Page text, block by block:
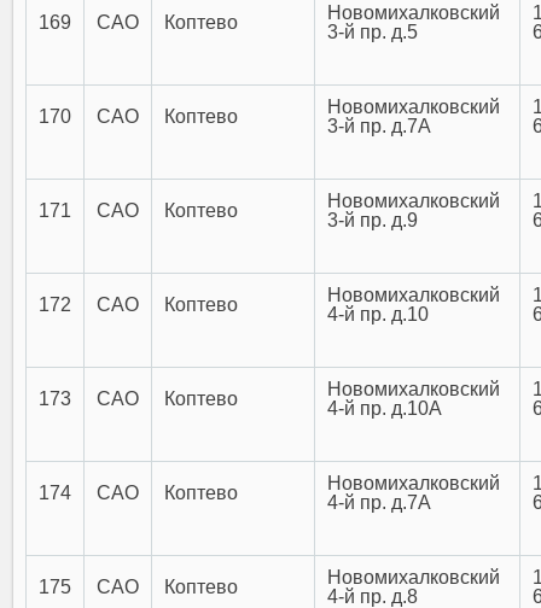
169 САО Коптево
Новомихалковский
3-й пр. д.5
170 САО Коптево
Новомихалковский
3-й пр. д.7А
171 САО Коптево
Новомихалковский
3-й пр. д.9
172 САО Коптево
Новомихалковский
4-й пр. д.10
173 САО Коптево
Новомихалковский
4-й пр. д.10А
174 САО Коптево
Новомихалковский
4-й пр. д.7А
175 САО Коптево
Новомихалковский
4-й пр. д.8